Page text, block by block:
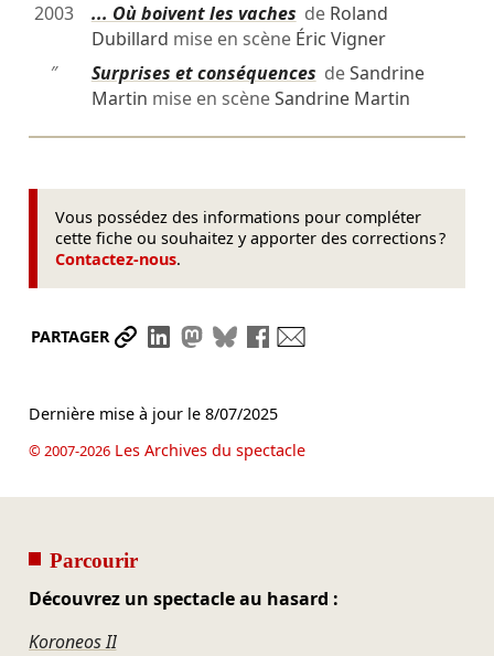
2003
... Où boivent les vaches de Roland
Dubillard mise en scène Éric Vigner
″
Surprises et conséquences deSandrine
Martin mise en scèneSandrine Martin
Vous possédez des informations pour compléter
cette fiche ou souhaitez y apporter des corrections ?
Contactez-nous.
PARTAGER Partager le lien
Partager sur LinkedIn
Partager sur Mastodon
Partager sur Bluesky
Partager sur Facebook
Dernière mise à jour le 8/07/2025
© 2007-2026Les Archives du spectacle
Parcourir
Découvrez un spectacle au hasard :
Koroneos II